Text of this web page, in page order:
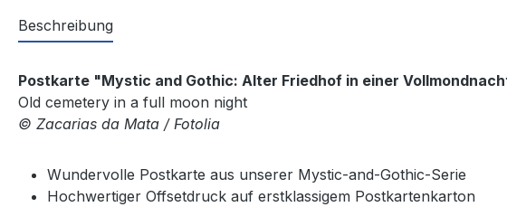
Beschreibung
Postkarte "Mystic and Gothic: Alter Friedhof in einer
Old cemetery in a full moon night
© Zacarias da Mata / Fotolia
Wundervolle Postkarte aus unserer Mystic-and-Gothic-Serie
Hochwertiger Offsetdruck auf erstklassigem Postkartenkarton